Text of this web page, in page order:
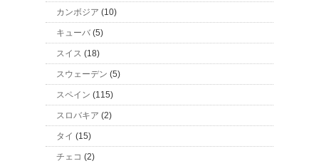
カンボジア (10)
キューバ (5)
スイス (18)
スウェーデン (5)
スペイン (115)
スロバキア (2)
タイ (15)
チェコ (2)